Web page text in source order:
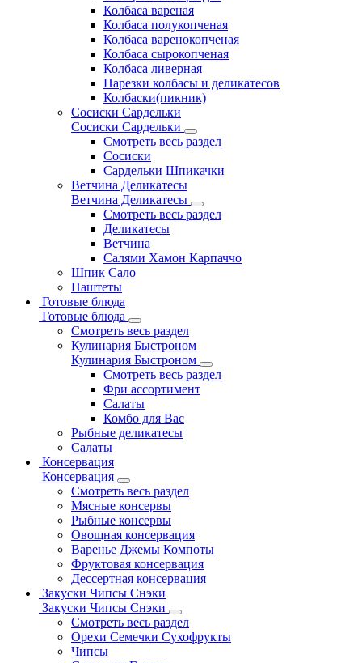
Колбаса вареная
Колбаса полукопченая
Колбаса варенокопченая
Колбаса сырокопченая
Колбаса ливерная
Нарезки колбасы и деликатесов
Колбаски(пикник)
Сосиски Сардельки
Сосиски Сардельки
Смотреть весь раздел
Сосиски
Сардельки Шпикачки
Ветчина Деликатесы
Ветчина Деликатесы
Смотреть весь раздел
Деликатесы
Ветчина
Салями Хамон Карпаччо
Шпик Сало
Паштеты
Готовые блюда
Готовые блюда
Смотреть весь раздел
Кулинария Быстроном
Кулинария Быстроном
Смотреть весь раздел
Фри ассортимент
Салаты
Комбо для Вас
Рыбные деликатесы
Салаты
Консервация
Консервация
Смотреть весь раздел
Мясные консервы
Рыбные консервы
Овощная консервация
Варенье Джемы Компоты
Фруктовая консервация
Дессертная консервация
Закуски Чипсы Снэки
Закуски Чипсы Снэки
Смотреть весь раздел
Орехи Семечки Сухофрукты
Чипсы